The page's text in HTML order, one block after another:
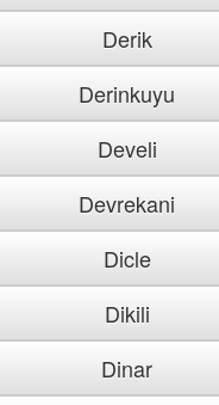
Derik
Derinkuyu
Develi
Devrekani
Dicle
Dikili
Dinar